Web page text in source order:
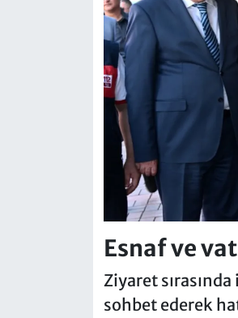
Esnaf ve
Ziyaret
sohbet ederek